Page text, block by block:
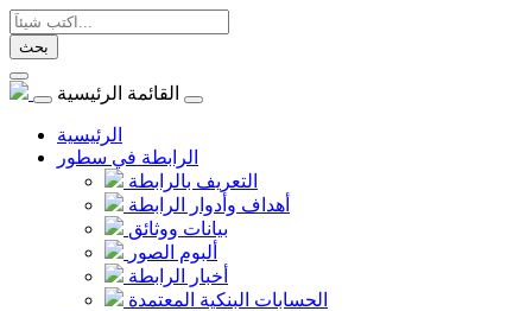
بحث
القائمة الرئيسية
الرئيسية
الرابطة في سطور
التعريف بالرابطة
أهداف وأدوار الرابطة
بيانات ووثائق
ألبوم الصور
أخبار الرابطة
الحسابات البنكية المعتمدة